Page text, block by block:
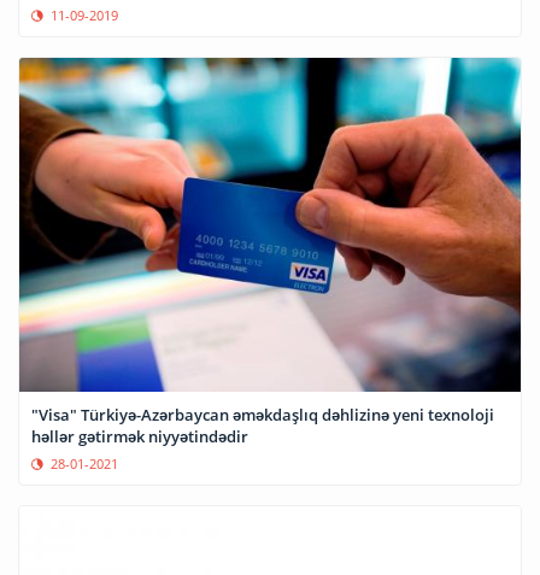
11-09-2019
"Visa" Türkiyə-Azərbaycan əməkdaşlıq dəhlizinə yeni texnoloji
həllər gətirmək niyyətindədir
28-01-2021